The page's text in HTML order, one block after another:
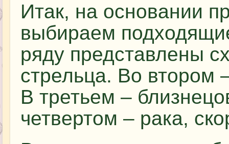
Итак, на основании
выбираем
ряду представлены
стрельца. Во втором
В третьем –
четвертом – рака,